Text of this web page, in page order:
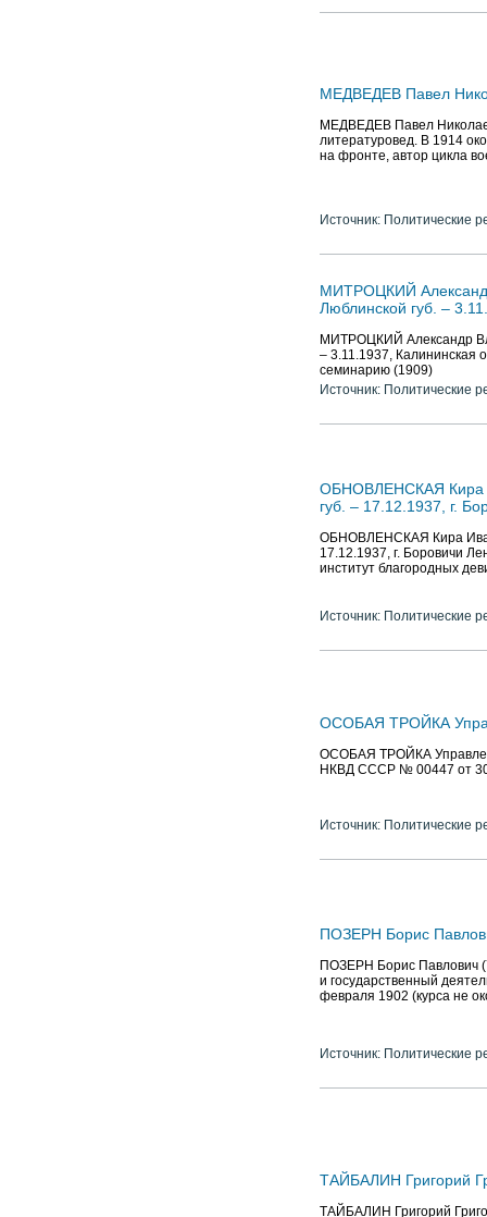
МЕДВЕДЕВ Павел
МЕДВЕДЕВ Павел
литературовед. В 1914
на фронте, автор цикла
Источник: Политические
МИТРОЦКИЙ
Люблинской губ. –
МИТРОЦКИЙ Александр
– 3.11.1937, Калининская
семинарию (1909)
Источник: Политические
ОБНОВЛЕНСКАЯ Кира
губ. – 17.12.1937, г.
ОБНОВЛЕНСКАЯ Кира
17.12.1937, г. Боровичи
институт благородных
Источник: Политические
ОСОБАЯ ТРОЙКА
ОСОБАЯ ТРОЙКА
НКВД СССР № 00447 от 30
Источник: Политические
ПОЗЕРН Борис
ПОЗЕРН Борис Павлович
и государственный
февраля 1902 (курса не
Источник: Политические
ТАЙБАЛИН Григорий
ТАЙБАЛИН Григорий